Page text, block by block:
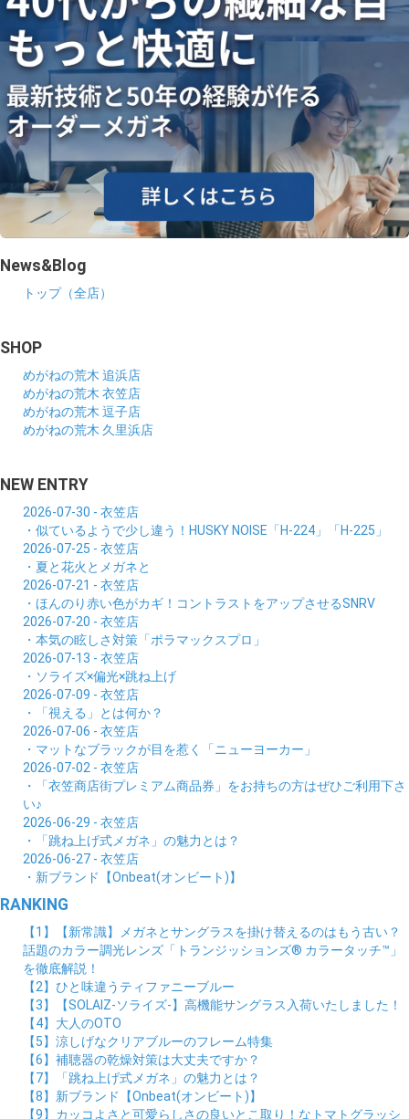
News&Blog
トップ（全店）
SHOP
めがねの荒木 追浜店
めがねの荒木 衣笠店
めがねの荒木 逗子店
めがねの荒木 久里浜店
NEW ENTRY
2026-07-30 - 衣笠店
・似ているようで少し違う！HUSKY NOISE「H-224」「H-225」
2026-07-25 - 衣笠店
・夏と花火とメガネと
2026-07-21 - 衣笠店
・ほんのり赤い色がカギ！コントラストをアップさせるSNRV
2026-07-20 - 衣笠店
・本気の眩しさ対策「ポラマックスプロ」
2026-07-13 - 衣笠店
・ソライズ×偏光×跳ね上げ
2026-07-09 - 衣笠店
・「視える」とは何か？
2026-07-06 - 衣笠店
・マットなブラックが目を惹く「ニューヨーカー」
2026-07-02 - 衣笠店
・「衣笠商店街プレミアム商品券」をお持ちの方はぜひご利用下さ
い♪
2026-06-29 - 衣笠店
・「跳ね上げ式メガネ」の魅力とは？
2026-06-27 - 衣笠店
・新ブランド【Onbeat(オンビート)】
RANKING
【1】【新常識】メガネとサングラスを掛け替えるのはもう古い？
話題のカラー調光レンズ「トランジッションズ® カラータッチ™」
を徹底解説！
【2】ひと味違うティファニーブルー
【3】【SOLAIZ-ソライズ-】高機能サングラス入荷いたしました！
【4】大人のOTO
【5】涼しげなクリアブルーのフレーム特集
【6】補聴器の乾燥対策は大丈夫ですか？
【7】「跳ね上げ式メガネ」の魅力とは？
【8】新ブランド【Onbeat(オンビート)】
【9】カッコよさと可愛らしさの良いとこ取り！なトマトグラッシ